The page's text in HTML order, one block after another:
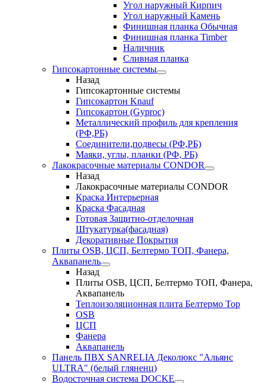
Угол наружный Кирпич
Угол наружный Камень
Финишная планка Обычная
Финишная планка Timber
Наличник
Сливная планка
Гипсокартонные системы
Назад
Гипсокартонные системы
Гипсокартон Knauf
Гипсокартон (Gyproc)
Металлический профиль для крепления
(РФ,РБ)
Соединители,подвесы (РФ,РБ)
Маяки, углы, планки (РФ, РБ)
Лакокрасочные материалы CONDOR
Назад
Лакокрасочные материалы CONDOR
Краска Интерьерная
Краска Фасадная
Готовая Защитно-отделочная
Штукатурка(фасадная)
Декоративные Покрытия
Плиты OSB, ЦСП, Белтермо ТОП, Фанера,
Аквапанель
Назад
Плиты OSB, ЦСП, Белтермо ТОП, Фанера,
Аквапанель
Теплоизоляционная плита Белтермо Top
OSB
ЦСП
Фанера
Аквапанель
Панель ПВХ SANRELIA Деколюкс "Альянс
ULTRA" (белый гляненц)
Водосточная система DOCKE